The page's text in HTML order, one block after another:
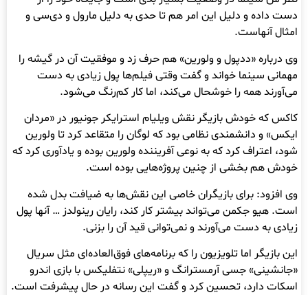
دست داده و دلیل این امر هم تا حدی به دلیل مارول و دی‌سی و
امثال آنهاست.
وی درباره «ددپول و ولورین» هم حرف زد و موفقیت آن در گیشه را
مهمانی سینما خواند و گفت وقتی فیلم‌ها پول زیادی به دست
می‌آورند همه را خوشحال می‌کند، اما کار کم‌رنگ می‌شود.
کاکس که خودش بازیگر نقش ویلیام استرایکر جونیور در «مردان
ایکس» و دانشمندی نظامی بود که لوگان را متقاعد کرد تا ولورین
شود، اعتراف کرد که به نوعی آفریننده ولورین بوده و یادآوری کرد که
خودش هم بخشی از چنین پروژه‌هایی بوده است.
وی افزود: برای بازیگران خاصی این نقش‌ها به ضیافت بدل شده
است. هیو جکمن می‌تواند بیشتر کار کند، رایان رینولدز … آنها پول
زیادی به دست می‌آورند و نمی‌توانی قید آن را بزنی.
این بازیگر اما تلویزیون را که برنامه‌های فوق‌العاده‌ای مثل سریال
«جانشینی» جسی آرمسترانگ و «ریپلی» نتفلیکس با بازی اندرو
اسکات دارد، تحسین کرد و گفت این رسانه در حال پیشرفت است.